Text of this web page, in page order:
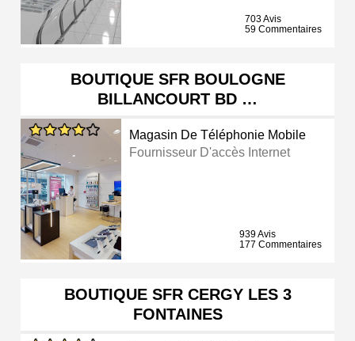
703 Avis
59 Commentaires
BOUTIQUE SFR BOULOGNE
BILLANCOURT BD …
Magasin De Téléphonie Mobile
Fournisseur D'accès Internet
939 Avis
177 Commentaires
BOUTIQUE SFR CERGY LES 3
FONTAINES